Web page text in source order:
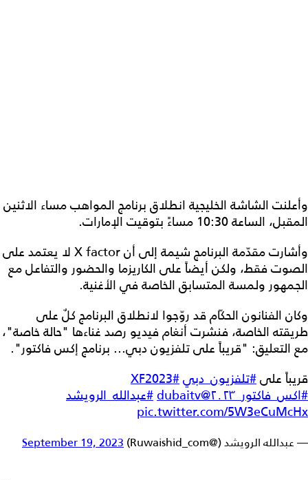
وأعلنت الشاشة الخليجية انطلاق برنامج المواهب مساء الاثنين
المقبل، الساعة 10:30 مساءً بتوقيت الإمارات.
وأشارت مقدّمة البرنامج شيمة إلى أن X factor لا يعتمد على
الصوت فقط، ولكن أيضاً على الكاريزما والحضور والتفاعل مع
الجمهور ولمسة المتسابق الخاصة في الأغنية.
وكان الفنانون الحكّام قد روّجوا لانطلاق البرنامج كلٌ على
طريقته الخاصة، فنشرت أنغام فيديو رصد غناءها "حالة خاصة"،
مع التعليق: "قريباً على تلفزيون دبي... برنامج إكس فاكتور".
قريباً على#تلفزيون_دبي#XF2023
#اكس_فاكتور_٢٠٢٣
@dubaitv
#عبدالله_الرويشد
pic.twitter.com/5W3eCuMcHx
— عبدالله الرويشد (@Ruwaishid_com) September 19, 2023